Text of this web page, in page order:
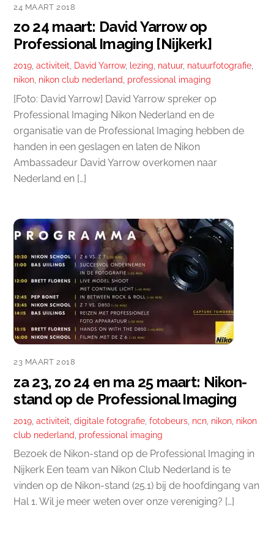
24 MAART 2018
zo 24 maart: David Yarrow op
Professional Imaging [Nijkerk]
2019,activiteit, David Yarrow, lezing, natuur, natuurfotografie,
nikon, nikon club nederland, professional imaging
[Foto: David Yarrow] David Yarrow spreker op
Professional Imaging Nikon Nederland en de
organisatie van de Professional Imaging hebben de
handen in een geslagen en laten de Nikon
Ambassadeur David Yarrow overkomen naar
Nederland en […]
23 MAART 2018
za 23, zo 24 en ma 25 maart: Nikon-
stand op de Professional Imaging
2019 ,activiteit ,digitale fotografie ,fotobeurs ncn nikon nikon
club nederland professional imaging
Bezoek de Nikon-stand op de Professional Imaging in
Nijkerk Een team van Nikon Club Nederland is te
vinden op de Nikon-stand (25.1) bij de hoofdingang van
Hal 1. Wil je meer weten over onze vereniging? […]